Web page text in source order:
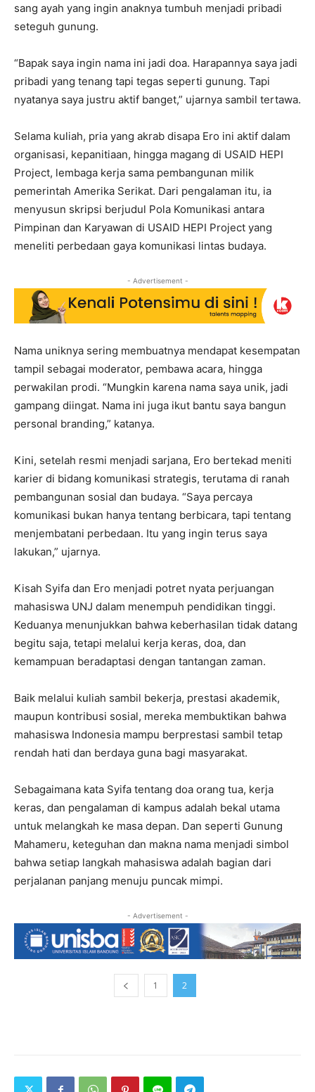
sang ayah yang ingin anaknya tumbuh menjadi pribadi
seteguh gunung.
“Bapak saya ingin nama ini jadi doa. Harapannya saya jadi
pribadi yang tenang tapi tegas seperti gunung. Tapi
nyatanya saya justru aktif banget,” ujarnya sambil tertawa.
Selama kuliah, pria yang akrab disapa Ero ini aktif dalam
organisasi, kepanitiaan, hingga magang di USAID HEPI
Project, lembaga kerja sama pembangunan milik
pemerintah Amerika Serikat. Dari pengalaman itu, ia
menyusun skripsi berjudul Pola Komunikasi antara
Pimpinan dan Karyawan di USAID HEPI Project yang
meneliti perbedaan gaya komunikasi lintas budaya.
- Advertisement -
Nama uniknya sering membuatnya mendapat kesempatan
tampil sebagai moderator, pembawa acara, hingga
perwakilan prodi. “Mungkin karena nama saya unik, jadi
gampang diingat. Nama ini juga ikut bantu saya bangun
personal branding,” katanya.
Kini, setelah resmi menjadi sarjana, Ero bertekad meniti
karier di bidang komunikasi strategis, terutama di ranah
pembangunan sosial dan budaya. “Saya percaya
komunikasi bukan hanya tentang berbicara, tapi tentang
menjembatani perbedaan. Itu yang ingin terus saya
lakukan,” ujarnya.
Kisah Syifa dan Ero menjadi potret nyata perjuangan
mahasiswa UNJ dalam menempuh pendidikan tinggi.
Keduanya menunjukkan bahwa keberhasilan tidak datang
begitu saja, tetapi melalui kerja keras, doa, dan
kemampuan beradaptasi dengan tantangan zaman.
Baik melalui kuliah sambil bekerja, prestasi akademik,
maupun kontribusi sosial, mereka membuktikan bahwa
mahasiswa Indonesia mampu berprestasi sambil tetap
rendah hati dan berdaya guna bagi masyarakat.
Sebagaimana kata Syifa tentang doa orang tua, kerja
keras, dan pengalaman di kampus adalah bekal utama
untuk melangkah ke masa depan. Dan seperti Gunung
Mahameru, keteguhan dan makna nama menjadi simbol
bahwa setiap langkah mahasiswa adalah bagian dari
perjalanan panjang menuju puncak mimpi.
- Advertisement -
1 2